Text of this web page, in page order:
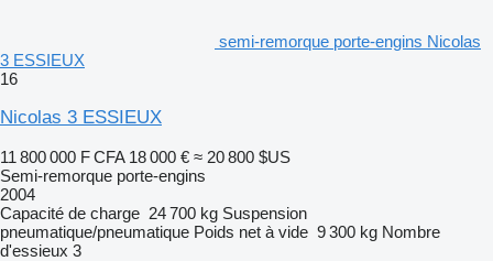
semi-remorque porte-engins Nicolas
3 ESSIEUX
16
Nicolas 3 ESSIEUX
11 800 000 F CFA 18 000 € ≈ 20 800 $US
Semi-remorque porte-engins
2004
Capacité de charge 24 700 kg Suspension
pneumatique/pneumatique Poids net à vide 9 300 kg Nombre
d'essieux 3